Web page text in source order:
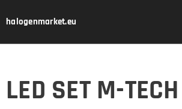
halogenmarket.eu
LED SET M-TECH